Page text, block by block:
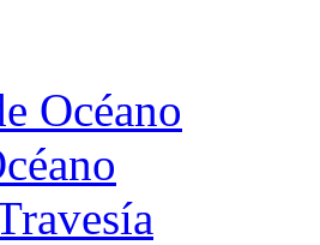
Océano